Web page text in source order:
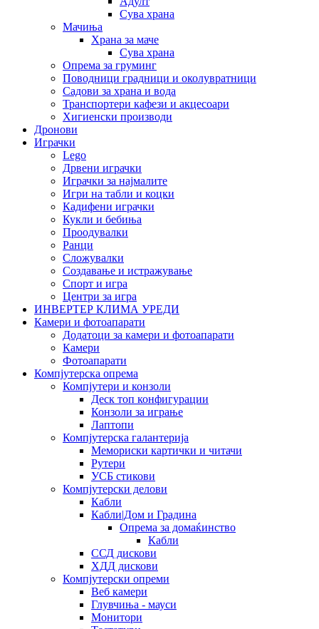
Сува храна
Мачиња
Храна за маче
Сува храна
Опрема за груминг
Поводници градници и околувратници
Садови за храна и вода
Транспортери кафези и акцесоари
Хигиенски производи
Дронови
Играчки
Lego
Дрвени играчки
Играчки за најмалите
Игри на табли и коцки
Кадифени играчки
Кукли и бебиња
Проодувалки
Ранци
Сложувалки
Создавање и истражување
Спорт и игра
Центри за игра
ИНВЕРТЕР КЛИМА УРЕДИ
Камери и фотоапарати
Додатоци за камери и фотоапарати
Камери
Фотоапарати
Компјутерска опрема
Компјутери и конзоли
Деск топ конфигурации
Конзоли за играње
Лаптопи
Компјутерска галантерија
Мемориски картички и читачи
Рутери
УСБ стикови
Компјутерски делови
Кабли
Кабли|Дом и Градина
Опрема за домаќинство
Кабли
ССД дискови
ХДД дискови
Компјутерски опреми
Веб камери
Глувчиња - мауси
Монитори